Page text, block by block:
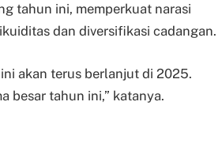
tahun ini, memperkuat narasi
dan diversifikasi cadangan.
akan terus berlanjut di 2025.
besar tahun ini,” katanya.